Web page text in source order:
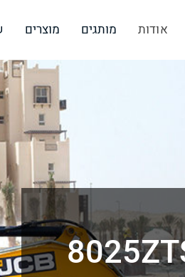
אודות מותגים מוצרים